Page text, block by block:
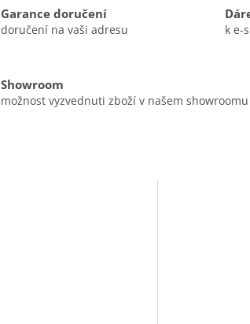
Garance doručení
doručení na vaši adresu k e-
Showroom
možnost vyzvednuti zboží v našem showroomu